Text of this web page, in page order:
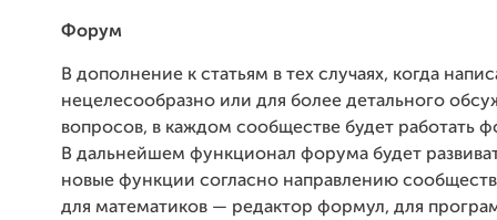
Форум
В дополнение к статьям в тех случаях, когда
нецелесообразно или для более детального
вопросов, в каждом сообществе будет работать
В дальнейшем функционал форума будет
новые функции согласно направлению
для математиков — редактор формул, для